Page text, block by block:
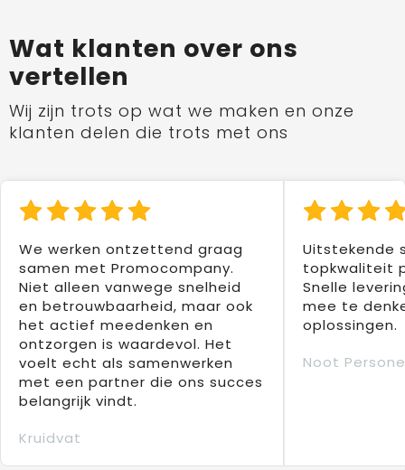
Wat klanten over ons
vertellen
Wij zijn trots op wat we maken en onze
klanten delen die trots met ons
We werken ontzettend graag
samen met Promocompany.
Niet alleen vanwege snelheid
en betrouwbaarheid, maar ook
het actief meedenken en
ontzorgen is waardevol. Het
voelt echt als samenwerken
met een partner die ons succes
belangrijk vindt.
Kruidvat
Uitstekende
topkwaliteit
Snelle
mee te
oplossingen.
Noot